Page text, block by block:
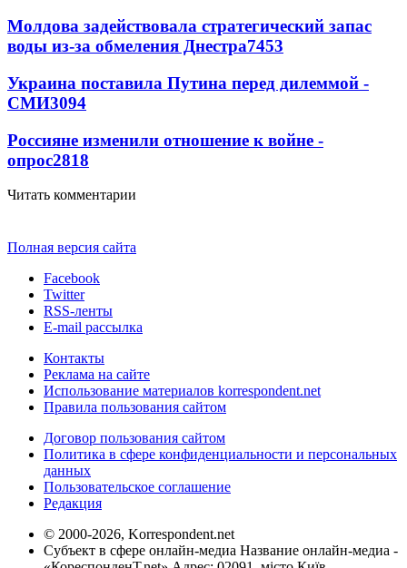
Молдова задействовала стратегический запас
воды из-за обмеления Днестра7453
Украина поставила Путина перед дилеммой -
СМИ3094
Россияне изменили отношение к войне -
опрос2818
Читать комментарии
Полная версия сайта
Facebook
Twitter
RSS-ленты
E-mail рассылка
Контакты
Реклама на сайте
Использование материалов korrespondent.net
Правила пользования сайтом
Договор пользования сайтом
Политика в сфере конфиденциальности и персональных
данных
Пользовательское соглашение
Редакция
© 2000-2026, Korrespondent.net
Субъект в сфере онлайн-медиа Название онлайн-медиа -